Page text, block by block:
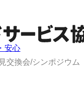
安心
交換会/シンポジウム